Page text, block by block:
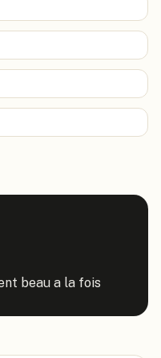
beau a la fois